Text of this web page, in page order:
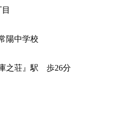
陽中学校
之荘』駅 歩26分